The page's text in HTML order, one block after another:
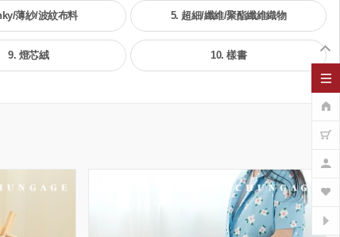
薄紗/波紋布料 5. 超細/纖維/聚酯纖維織物
9. 燈芯絨 10. 樣書